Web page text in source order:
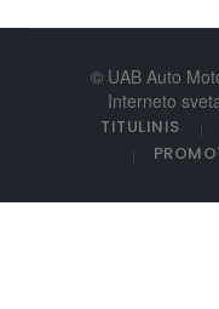
© UAB Auto
Interneto
TITULINIS